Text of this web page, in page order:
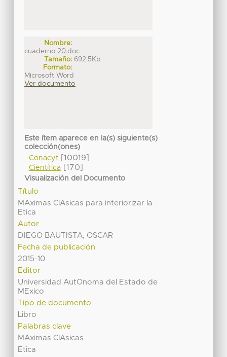
Nombre:
cuaderno 20.doc
Tamaño: 692.5Kb
Formato:
Microsoft Word
Ver documento
Este ítem aparece en la(s) siguiente(s)
colección(ones)
Conacyt[10019]
Científica[170]
Visualización del Documento
Título
MAximas ClAsicas para interiorizar la
Etica
Autor
DIEGO BAUTISTA, OSCAR
Fecha de publicación
2015-10
Editor
Universidad AutOnoma del Estado de
MExico
Tipo de documento
Libro
Palabras clave
MAximas ClAsicas
Etica